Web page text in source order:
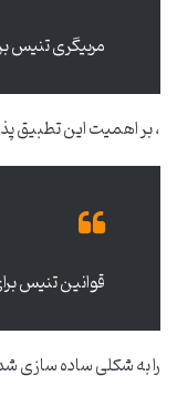
مربیگری تنیس
، بر اهمیت این تطبیق
قوانین تنیس
را به شکلی ساده سازی